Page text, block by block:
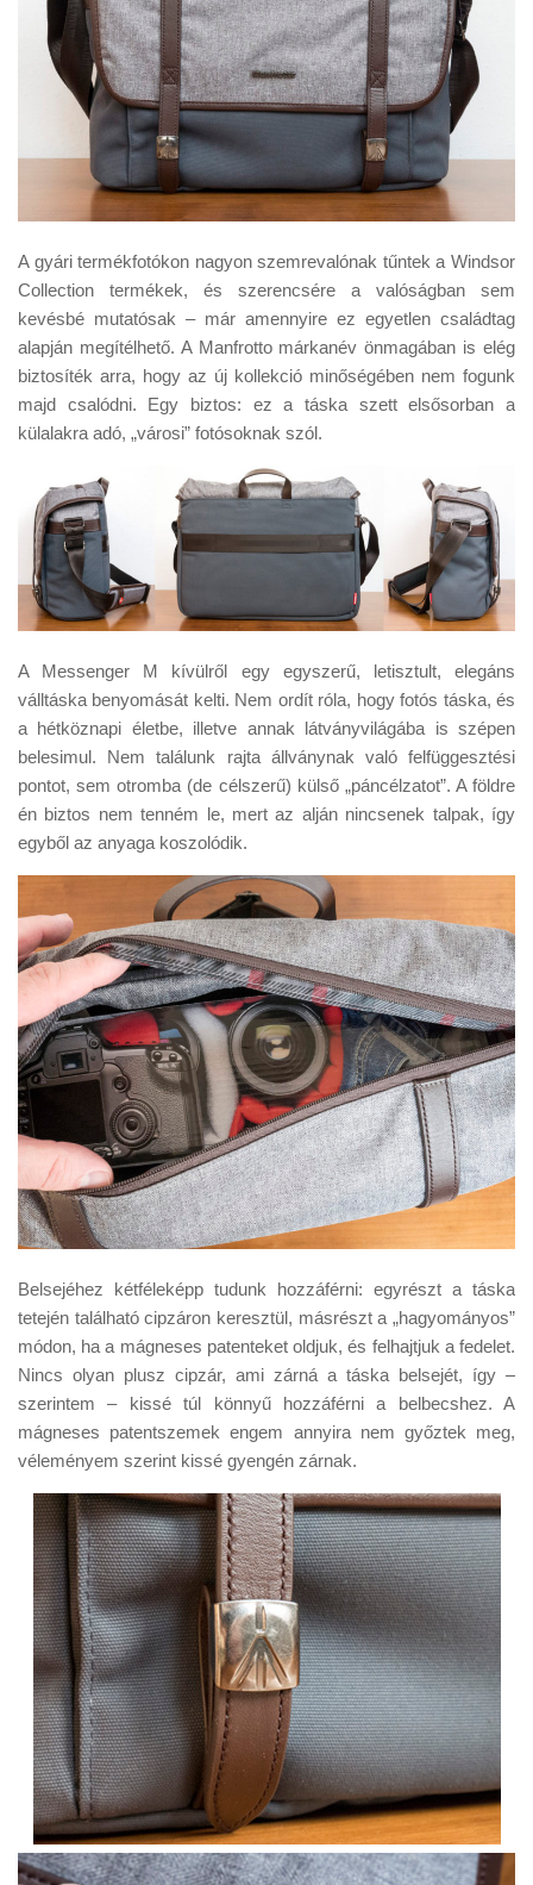
A gyári termékfotókon nagyon szemrevalónak tűntek a Windsor
Collection termékek, és szerencsére a valóságban sem
kevésbé mutatósak – már amennyire ez egyetlen családtag
alapján megítélhető. A Manfrotto márkanév önmagában is elég
biztosíték arra, hogy az új kollekció minőségében nem fogunk
majd csalódni. Egy biztos: ez a táska szett elsősorban a
külalakra adó, „városi” fotósoknak szól.
A Messenger M kívülről egy egyszerű, letisztult, elegáns
válltáska benyomását kelti. Nem ordít róla, hogy fotós táska, és
a hétköznapi életbe, illetve annak látványvilágába is szépen
belesimul. Nem találunk rajta állványnak való felfüggesztési
pontot, sem otromba (de célszerű) külső „páncélzatot”. A földre
én biztos nem tenném le, mert az alján nincsenek talpak, így
egyből az anyaga koszolódik.
Belsejéhez kétféleképp tudunk hozzáférni: egyrészt a táska
tetején található cipzáron keresztül, másrészt a „hagyományos”
módon, ha a mágneses patenteket oldjuk, és felhajtjuk a fedelet.
Nincs olyan plusz cipzár, ami zárná a táska belsejét, így –
szerintem – kissé túl könnyű hozzáférni a belbecshez. A
mágneses patentszemek engem annyira nem győztek meg,
véleményem szerint kissé gyengén zárnak.